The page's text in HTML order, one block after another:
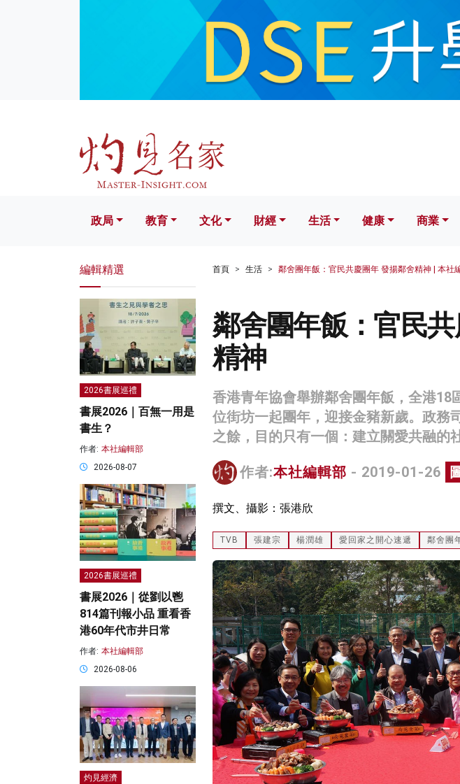
文化 財經 生活 健康
政局 教育 文化 財經 生活 健康 商業
首頁 生活 鄰舍團年飯：官民共慶團年 發揚鄰舍精神 | 本社
鄰舍團年飯：官民
精神
香港青年協會舉辦鄰舍團年飯，全港18
位街坊一起團年，迎接金豬新歲。政務
之餘，目的只有一個：建立關愛共融的
作者:本社編輯部 - 2019-01-26
撰文、攝影：張港欣
TVB 張建宗 楊潤雄 愛回家之開心速遞 鄰舍團
編輯精選
2026書展巡禮
書展2026｜百無一用是
書生？
作者: 本社編輯部
2026-08-07
2026書展巡禮
書展2026｜從劉以鬯
814篇刊報小品 重看香
港60年代市井日常
作者: 本社編輯部
2026-08-06
灼見經濟